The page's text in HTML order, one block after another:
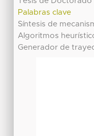
Palabras clave
Síntesis de
Algoritmos
Generador de